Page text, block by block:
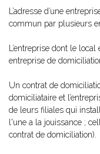
L’adresse d’une
commun par plusieurs
L’entreprise dont le
entreprise de
Un contrat de
domiciliataire et
de leurs filiales qui
l'une a la jouissance ;
contrat de domiciliation).